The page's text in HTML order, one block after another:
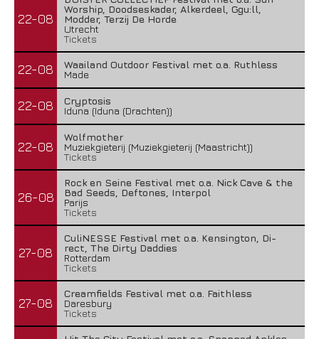
22-08
Worship, Doodseskader, Alkerdeel, Ggu:ll,
Modder, Terzij De Horde
Utrecht
Tickets
22-08
Waailand Outdoor Festival met o.a. Ruthless
Made
22-08
Cryptosis
Iduna (Iduna (Drachten))
22-08
Wolfmother
Muziekgieterij (Muziekgieterij (Maastricht))
Tickets
26-08
Rock en Seine Festival met o.a. Nick Cave & the
Bad Seeds, Deftones, Interpol
Parijs
Tickets
27-08
CuliNESSE Festival met o.a. Kensington, Di-
rect, The Dirty Daddies
Rotterdam
Tickets
27-08
Creamfields Festival met o.a. Faithless
Daresbury
Tickets